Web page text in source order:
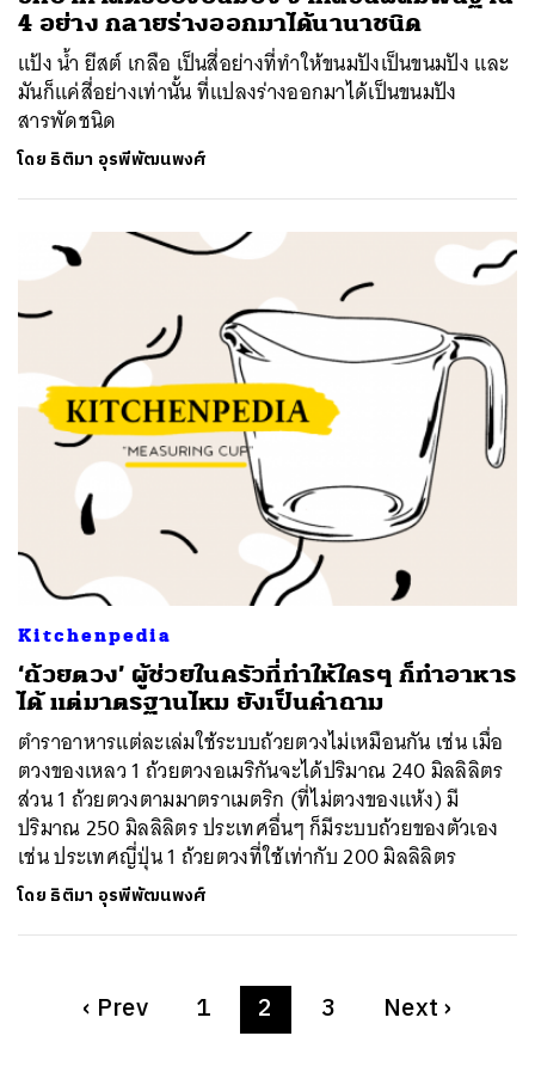
4 อย่าง กลายร่างออกมาได้นานาชนิด
แป้ง น้ำ ยีสต์ เกลือ เป็นสี่อย่างที่ทำให้ขนมปังเป็นขนมปัง และ
มันก็แค่สี่อย่างเท่านั้น ที่แปลงร่างออกมาได้เป็นขนมปัง
สารพัดชนิด
โดย ธิติมา อุรพีพัฒนพงศ์
Kitchenpedia
‘ถ้วยตวง’ ผู้ช่วยในครัวที่ทำให้ใครๆ ก็ทำอาหาร
ได้ แต่มาตรฐานไหม ยังเป็นคำถาม
ตำราอาหารแต่ละเล่มใช้ระบบถ้วยตวงไม่เหมือนกัน เช่น เมื่อ
ตวงของเหลว 1 ถ้วยตวงอเมริกันจะได้ปริมาณ 240 มิลลิลิตร
ส่วน 1 ถ้วยตวงตามมาตราเมตริก (ที่ไม่ตวงของแห้ง) มี
ปริมาณ 250 มิลลิลิตร ประเทศอื่นๆ ก็มีระบบถ้วยของตัวเอง
เช่น ประเทศญี่ปุ่น 1 ถ้วยตวงที่ใช้เท่ากับ 200 มิลลิลิตร
โดย ธิติมา อุรพีพัฒนพงศ์
‹ Prev 1 2 3 Next›